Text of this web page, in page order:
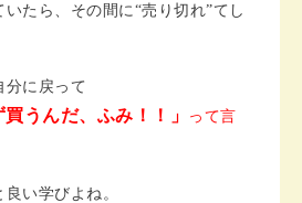
たら、その間に“売り切れ”てし
分に戻って
うんだ、ふみ！！」
って言
い学びよね。